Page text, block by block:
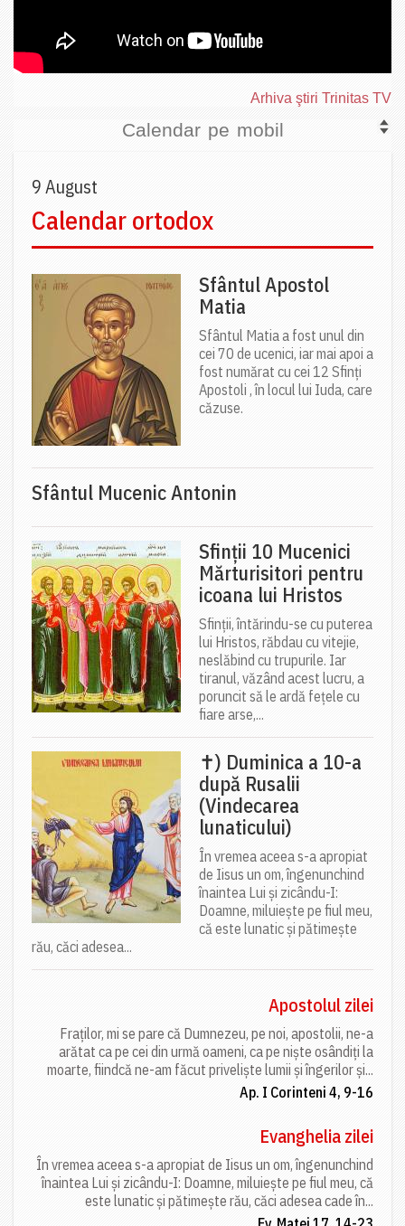
Arhiva ştiri Trinitas TV
Calendar pe mobil
9 August
Calendar ortodox
Sfântul Apostol
Matia
Sfântul Matia a fost unul din
cei 70 de ucenici, iar mai apoi a
fost numărat cu cei 12 Sfinți
Apostoli , în locul lui Iuda, care
căzuse.
Sfântul Mucenic Antonin
Sfinții 10 Mucenici
Mărturisitori pentru
icoana lui Hristos
Sfinții, întărindu-se cu puterea
lui Hristos, răbdau cu vitejie,
neslăbind cu trupurile. Iar
tiranul, văzând acest lucru, a
poruncit să le ardă fețele cu
fiare arse,...
✝) Duminica a 10-a
după Rusalii
(Vindecarea
lunaticului)
În vremea aceea s-a apropiat
de Iisus un om, îngenunchind
înaintea Lui și zicându-I:
Doamne, miluiește pe fiul meu,
că este lunatic și pătimește
rău, căci adesea...
Apostolul zilei
Fraților, mi se pare că Dumnezeu, pe noi, apostolii, ne-a
arătat ca pe cei din urmă oameni, ca pe niște osândiți la
moarte, fiindcă ne-am făcut priveliște lumii și îngerilor și...
Ap. I Corinteni 4, 9-16
Evanghelia zilei
În vremea aceea s-a apropiat de Iisus un om, îngenunchind
înaintea Lui și zicându-I: Doamne, miluiește pe fiul meu, că
este lunatic și pătimește rău, căci adesea cade în...